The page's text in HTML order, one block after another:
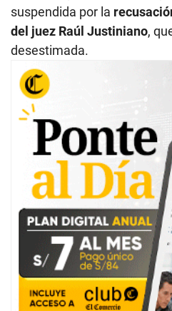
suspendida por la
del juez Raúl Justiniano,
desestimada.